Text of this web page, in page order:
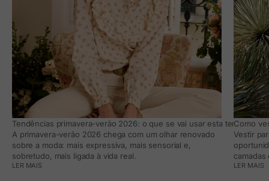
Tendências primavera-verão 2026: o que se vai usar esta temporada
A primavera-verão 2026 chega com um olhar renovado
sobre a moda: mais expressiva, mais sensorial e,
sobretudo, mais ligada à vida real.
LER MAIS
Como
Vestir
LER MAIS